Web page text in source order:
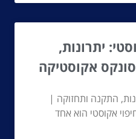
יתרונות,
אקוסטיקה
התקנה ותחזוקה |
אקוסטי הוא אחד